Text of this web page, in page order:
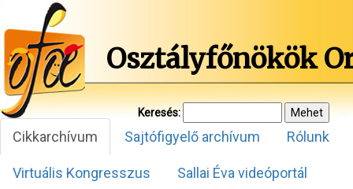
Osztályfőnökök
Keresés:
Cikkarchívum Sajtófigyelő archívum Rólunk
Virtuális Kongresszus Sallai Éva videóportál